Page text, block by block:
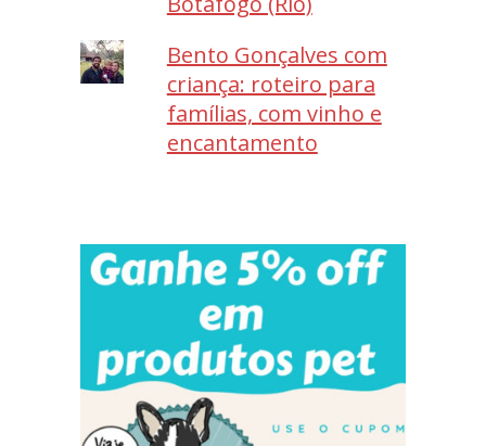
Bento Gonçalves com
criança: roteiro para
famílias, com vinho e
encantamento